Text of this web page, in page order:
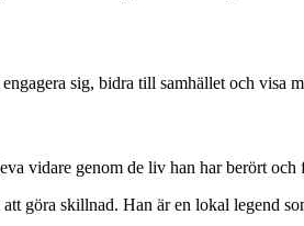
sig, bidra till samhället och visa
vidare genom de liv han har berört och
göra skillnad. Han är en lokal legend